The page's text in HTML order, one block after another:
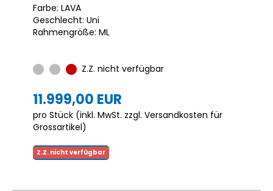
Farbe: LAVA
Geschlecht: Uni
Rahmengröße: ML
Z.Z. nicht verfügbar
11.999,00 EUR
pro Stück (inkl. MwSt. zzgl. Versandkosten für
Grossartikel)
Z.Z. nicht verfügbar